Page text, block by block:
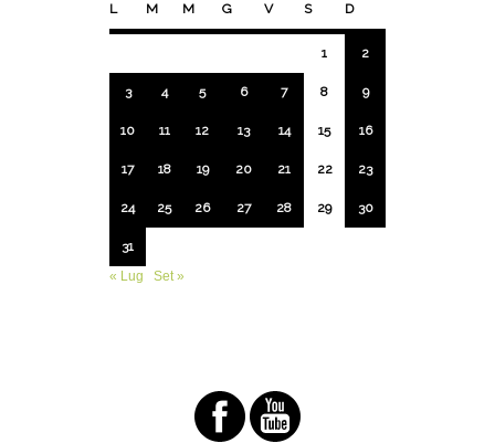
L M M G V S D
1 2
3 4 5 6 7 8 9
10 11 12 13 14 15 16
17 18 19 20 21 22 23
24 25 26 27 28 29 30
31
« Lug
Set »